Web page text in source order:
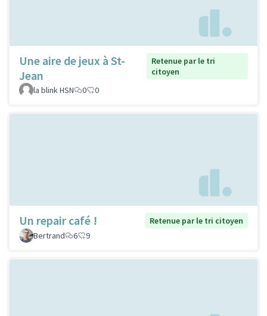
Une aire de jeux à St-
Jean
Retenue par le tri
citoyen
la blink HSN
0 0
Un repair café !
Retenue par le tri citoyen
Bertrand
6 9